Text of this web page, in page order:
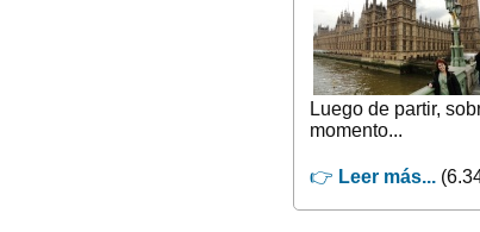
Luego de partir,
momento...
👉 Leer más...